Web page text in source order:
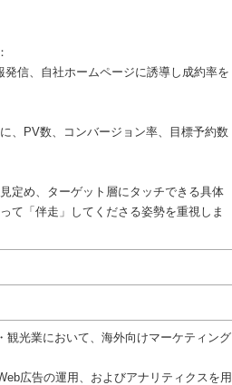
信、自社ホームページに誘導し成約率を
、PV数、コンバージョン率、目標予約数
定め、ターゲット層にタッチできる具体
て「伴走」してくださる姿勢を重視しま
光業において、海外向けマーケティング
広告の運用、およびアナリティクスを用